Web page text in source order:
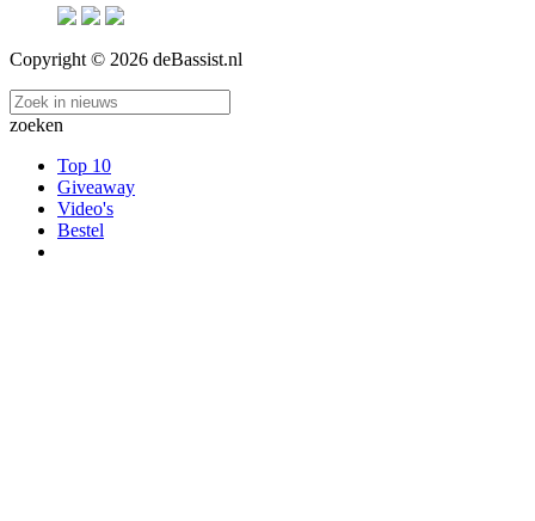
Copyright © 2026 deBassist.nl
zoeken
Top 10
Giveaway
Video's
Bestel